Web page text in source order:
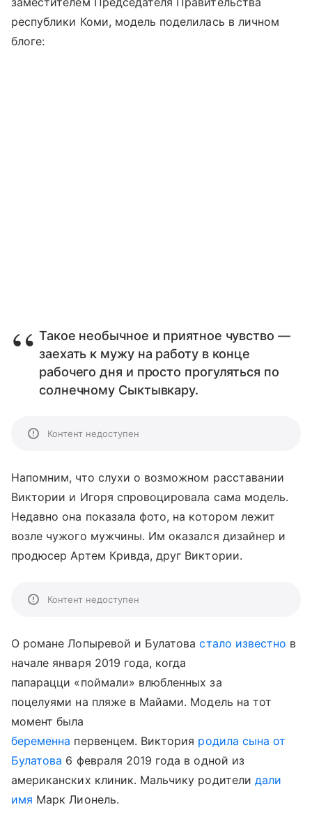
республики Коми, модель поделилась в личном
блоге:
Такое необычное и приятное чувство —
заехать к мужу на работу в конце
рабочего дня и просто прогуляться по
солнечному Сыктывкару.
Контент недоступен
Напомним, что слухи о возможном расставании
Виктории и Игоря спровоцировала сама модель.
Недавно она показала фото, на котором лежит
возле чужого мужчины. Им оказался дизайнер и
продюсер Артем Кривда, друг Виктории.
Контент недоступен
О романе Лопыревой и Булатовастало известно в
начале января 2019 года, когда
папарацци «поймали» влюбленных за
поцелуями на пляже в Майами. Модель на тот
момент была
беременна первенцем. Виктория родила сына от
Булатова 6 февраля 2019 года в одной из
американских клиник. Мальчику родители дали
имя Марк Лионель.